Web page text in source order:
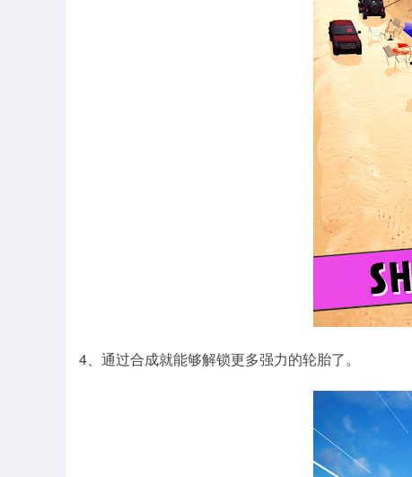
4、通过合成就能够解锁更多强力的轮胎了。